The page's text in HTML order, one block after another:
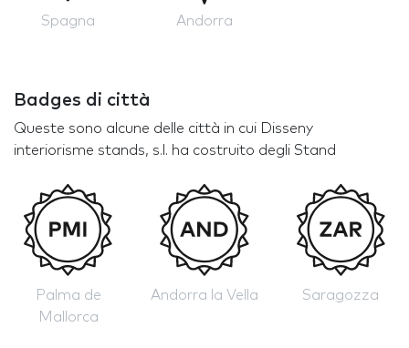
Spagna Andorra
Badges di città
Queste sono alcune delle città in cui Disseny
interiorisme stands, s.l. ha costruito degli Stand
Palma de
Mallorca
Andorra la Vella Saragozza